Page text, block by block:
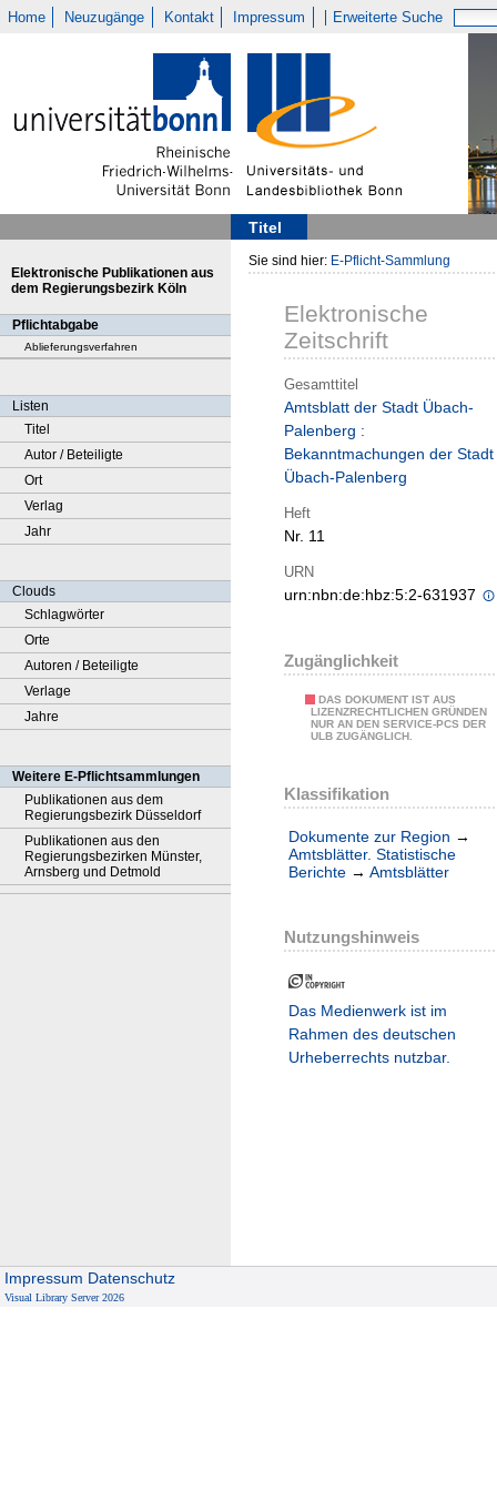
Home Neuzugänge Kontakt Impressum Erweiterte Suche
Titel
Elektronische Publikationen aus
dem Regierungsbezirk Köln
Pflichtabgabe
Ablieferungsverfahren
Listen
Titel
Autor / Beteiligte
Ort
Verlag
Jahr
Clouds
Schlagwörter
Orte
Autoren / Beteiligte
Verlage
Jahre
Weitere E-Pflichtsammlungen
Publikationen aus dem
Regierungsbezirk Düsseldorf
Publikationen aus den
Regierungsbezirken Münster,
Arnsberg und Detmold
Sie sind hier: E-Pflicht-Sammlung
Elektronische
Zeitschrift
Gesamttitel
Amtsblatt der Stadt Übach-
Palenberg :
Bekanntmachungen der Stadt
Übach-Palenberg
Heft
Nr. 11
URN
urn:nbn:de:hbz:5:2-631937
Zugänglichkeit
DAS DOKUMENT IST AUS
LIZENZRECHTLICHEN GRÜNDEN
NUR AN DEN SERVICE-PCS DER
ULB ZUGÄNGLICH.
Klassifikation
Dokumente zur Region →
Amtsblätter. Statistische
Berichte → Amtsblätter
Nutzungshinweis
Das Medienwerk ist im
Rahmen des deutschen
Urheberrechts nutzbar.
Impressum Datenschutz
Visual Library Server 2026